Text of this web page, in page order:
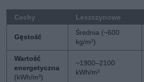
Cechy Leszczynowe
Gęstość
Średnia (~600
kg/m³)
Wartość
energetyczna
(kWh/m³)
~1900–2100
kWh/m³